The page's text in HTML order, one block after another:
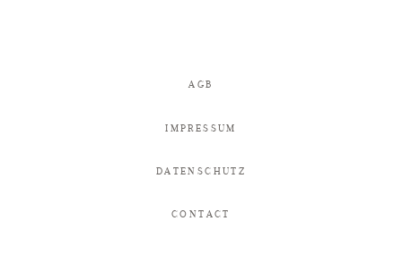
AGB
IMPRESSUM
DATENSCHUTZ
CONTACT